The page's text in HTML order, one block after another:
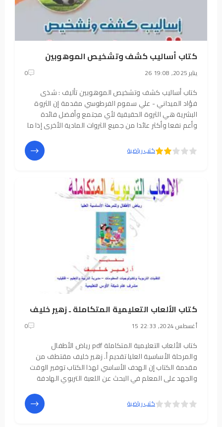
كتاب أساليب كشف وتشخيص الموهوبين
26 يناير 2025, 19:08 0
كتاب أساليب كشف وتشخيص الموهوبين تأليف : شذى
فؤاد الميداني - علي سموم الفرطوسي مقدمة إن الثروة
البشرية هي الثروة الحقيقية لأي مجتمع وأفضل فائدة
وأعم نفعا وأكثر عائدا من جميع الثروات المادية الأخرى إذا ما
تطوير الإنتاج وزيادته وتنويعه، فالدول
كتب رياضية
كتاب الألعاب التعليمية المتكاملة ـ زهير خليف
15 أغسطس 2024, 22:33 0
كتاب الألعاب التعليمية المتكاملة pdf رياض الأطفال
والمرحلة الأساسية العليا تقديم أ. زهير خليف مقتطف من
مقدمة الكتاب إن الهدف الأساسي لهذا الكتاب توفير الوقت
والجهد على المعلم في البحث عن اللعبة التربوي الهادفة
التربوية بسهولة التنفيذ وبإمكان
كتب رياضية